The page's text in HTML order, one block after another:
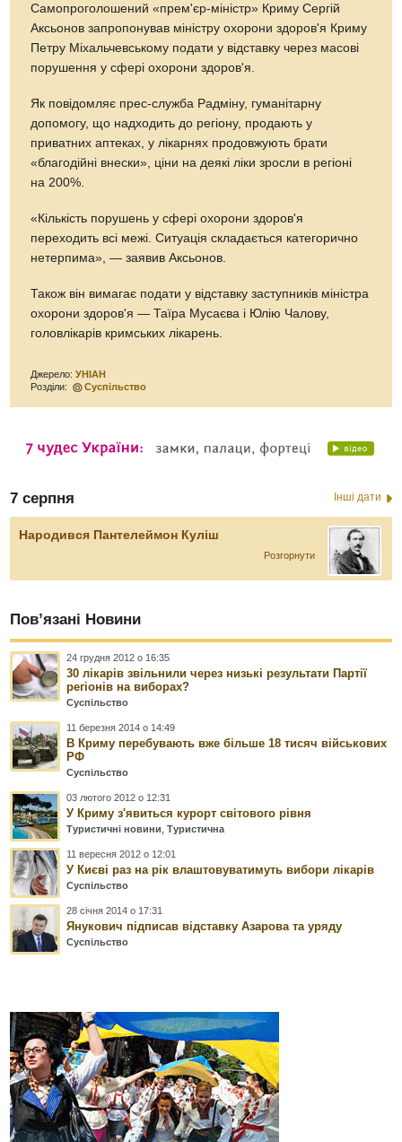
Самопроголошений «прем'єр-міністр» Криму Сергій
Аксьонов запропонував міністру охорони здоров'я Криму
Петру Міхальчевському подати у відставку через масові
порушення у сфері охорони здоров'я.
Як повідомляє прес-служба Радміну, гуманітарну
допомогу, що надходить до регіону, продають у
приватних аптеках, у лікарнях продовжують брати
«благодійні внески», ціни на деякі ліки зросли в регіоні
на 200%.
«Кількість порушень у сфері охорони здоров'я
переходить всі межі. Ситуація складається категорично
нетерпима», — заявив Аксьонов.
Також він вимагає подати у відставку заступників міністра
охорони здоров'я — Таїра Мусаєва і Юлію Чалову,
головлікарів кримських лікарень.
Джерело:УНІАН
Розділи:
Суспільство
7 серпня Інші дати
Народився Пантелеймон Куліш
Розгорнути
Пов’язані Новини
24 грудня 2012 о 16:35
30 лікарів звільнили через низькі результати Партії
регіонів на виборах?
Суспільство
11 березня 2014 о 14:49
В Криму перебувають вже більше 18 тисяч військових
РФ
Суспільство
03 лютого 2012 о 12:31
У Криму з'явиться курорт світового рівня
Туристичні новини ,Туристична
11 вересня 2012 о 12:01
У Києві раз на рік влаштовуватимуть вибори лікарів
Суспільство
28 січня 2014 о 17:31
Янукович підписав відставку Азарова та уряду
Суспільство